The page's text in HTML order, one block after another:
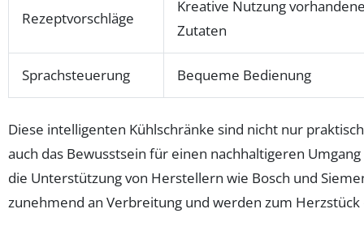
Rezeptvorschläge
Kreative Nutzung
Zutaten
Sprachsteuerung Bequeme Bedienung
Diese intelligenten Kühlschränke sind nicht nur
auch das Bewusstsein für einen nachhaltigeren
die Unterstützung von Herstellern wie Bosch und
zunehmend an Verbreitung und werden zum